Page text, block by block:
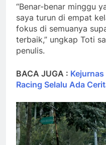
“Benar-benar minggu
saya turun di empat
fokus di semuanya
terbaik,” ungkap Toti
penulis.
BACA JUGA :
Racing Selalu Ada